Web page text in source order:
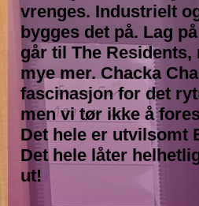
vrenges. Industrielt
bygges det på. Lag
går til The Residents,
mye mer. Chacka
fascinasjon for det
men vi tør ikke å
Det hele er utvilsomt
Det hele låter
ut!